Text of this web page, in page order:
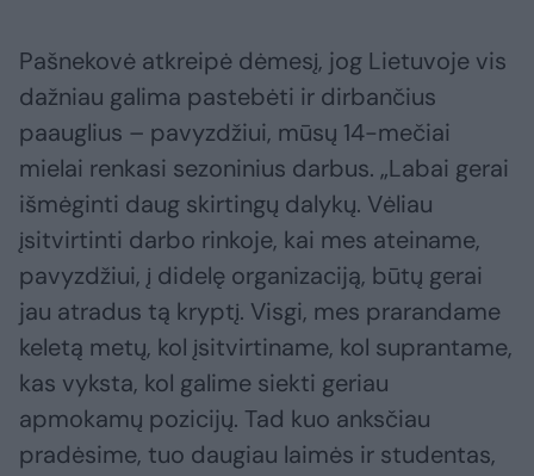
Pašnekovė atkreipė dėmesį, jog Lietuvoje vis
dažniau galima pastebėti ir dirbančius
paauglius – pavyzdžiui, mūsų 14-mečiai
mielai renkasi sezoninius darbus. „Labai gerai
išmėginti daug skirtingų dalykų. Vėliau
įsitvirtinti darbo rinkoje, kai mes ateiname,
pavyzdžiui, į didelę organizaciją, būtų gerai
jau atradus tą kryptį. Visgi, mes prarandame
keletą metų, kol įsitvirtiname, kol suprantame,
kas vyksta, kol galime siekti geriau
apmokamų pozicijų. Tad kuo anksčiau
pradėsime, tuo daugiau laimės ir studentas,